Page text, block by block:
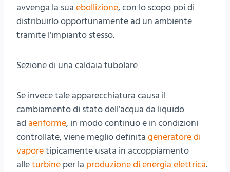
avvenga la sua ebollizione, con lo scopo poi di
distribuirlo opportunamente ad un ambiente
tramite l’impianto stesso.
Sezione di una caldaia tubolare
Se invece tale apparecchiatura causa il
cambiamento di stato dell’acqua da liquido
ad aeriforme, in modo continuo e in condizioni
controllate, viene meglio definita generatore di
vaporetipicamente usata in accoppiamento
alleturbine per la produzione di energia elettrica.